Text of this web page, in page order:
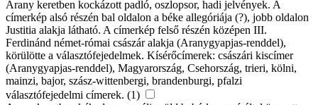
Arany keretben kockázott padló, oszlopsor, hadi jelvények. A
címerkép alsó részén bal oldalon a béke allegóriája (?), jobb oldalon
Justitia alakja látható. A címerkép felső részén középen III.
Ferdinánd német-római császár alakja (Aranygyapjas-renddel),
körülötte a választófejedelmek. Kísérőcímerek: császári kiscímer
(Aranygyapjas-renddel), Magyarország, Csehország, trieri, kölni,
mainzi, bajor, szász-wittenbergi, brandenburgi, pfalzi
választófejedelmi címerek. (1)